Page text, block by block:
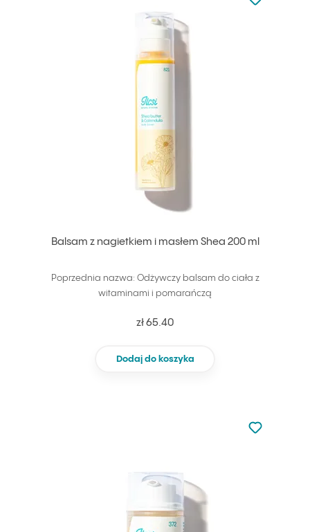
Balsam z nagietkiem i masłem Shea 200 ml
Poprzednia nazwa: Odżywczy balsam do ciała z
witaminami i pomarańczą
zł 65.40
Dodaj do koszyka
Dodaj do
Nie dodano
Dodaj do